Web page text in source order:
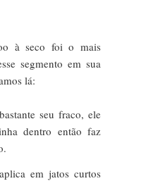
à seco foi o mais
segmento em sua
lá:
seu fraco, ele
dentro então faz
em jatos curtos